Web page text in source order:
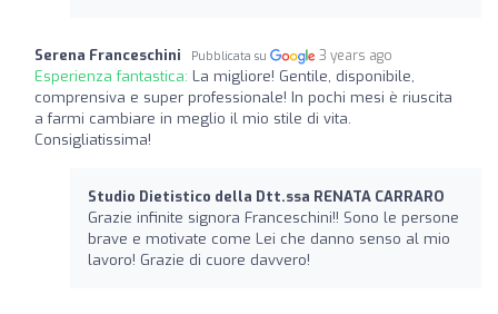
Serena Franceschini Pubblicata su 3 years ago
Esperienza fantastica: La migliore! Gentile, disponibile,
comprensiva e super professionale! In pochi mesi è riuscita
a farmi cambiare in meglio il mio stile di vita.
Consigliatissima!
Studio Dietistico della Dtt.ssa RENATA CARRARO
Grazie infinite signora Franceschini!! Sono le persone
brave e motivate come Lei che danno senso al mio
lavoro! Grazie di cuore davvero!